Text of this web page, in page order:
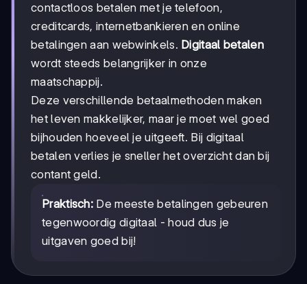
contactloos betalen met je telefoon,
creditcards, internetbankieren en online
betalingen aan webwinkels. Digitaal betalen
wordt steeds belangrijker in onze
maatschappij.
Deze verschillende betaalmethoden maken
het leven makkelijker, maar je moet wel goed
bijhouden hoeveel je uitgeeft. Bij digitaal
betalen verlies je sneller het overzicht dan bij
contant geld.
Praktisch: De meeste betalingen gebeuren
tegenwoordig digitaal - houd dus je
uitgaven goed bij!